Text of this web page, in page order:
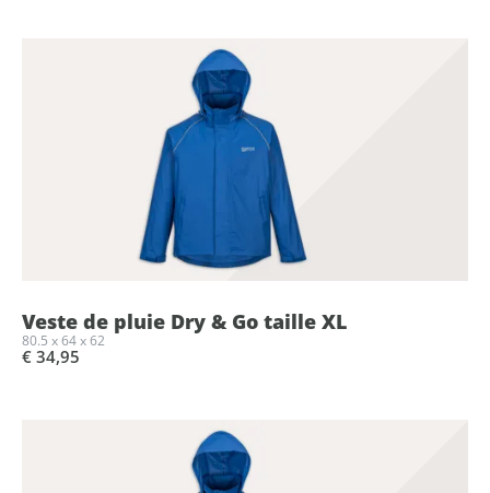
Veste de pluie Dry & Go taille XL
80.5 x 64 x 62
€ 34,95